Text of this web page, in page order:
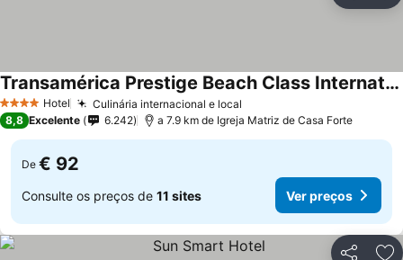
4 EstrelasHotel Culinária internacional e local
Transamérica Prestige Beach Class International
8,8 Excelente 6.242 a 7.9 km de Igreja Matriz de Casa Forte
De € 92
Consulte os preços de 11 sites Ver preços